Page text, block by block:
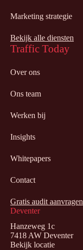
Deventer
Hanzeweg 1c
7418 AW Deventer
Bekijk locatie
Marketing strategie
Bekijk alle diensten
Traffic Today
Over ons
Ons team
Werken bij
Insights
Whitepapers
Contact
Gratis audit aanvragen